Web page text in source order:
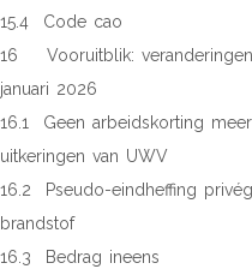
15.4 Code cao
16 Vooruitblik: veranderingen
januari 2026
16.1 Geen arbeidskorting
uitkeringen van UWV
16.2 Pseudo-eindheffing
brandstof
16.3 Bedrag ineens